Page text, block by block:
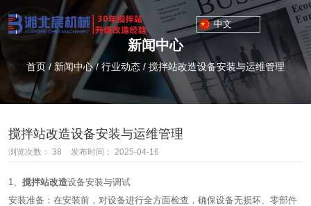
中文
新闻中心
首页/ 新闻中心 / 行业动态 / 搅拌站改造设备安装与运维管理
搅拌站改造设备安装与运维管理
浏览次数： 38 发布时间： 2025-04-16
1、 搅拌站改造设备安装与调试​
安装准备：在安装前，对设备进行全方面检查，确保设备无损坏、零部件